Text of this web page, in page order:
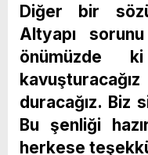
Diğer bir
Altyapı
önümüzde
duracağız. Biz
Bu şenliği
herkese